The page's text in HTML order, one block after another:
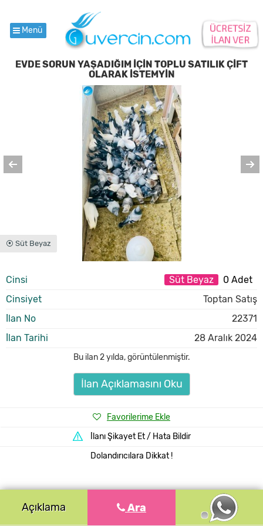
Menü
EVDE SORUN YAŞADIĞIM İÇİN TOPLU SATILIK ÇİFT
OLARAK İSTEMYİN
⦿ Süt Beyaz
Cinsi Süt Beyaz
0 Adet
Cinsiyet
Toptan Satış
İlan No
22371
İlan Tarihi
28 Aralık 2024
Bu ilan2 yılda,görüntülenmiştir.
İlan Açıklamasını Oku
Favorilerime Ekle
İlanı Şikayet Et / Hata Bildir
Dolandırıcılara Dikkat !
Açıklama Ara